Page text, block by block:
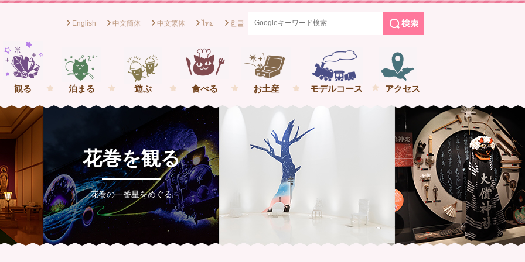
社団法人花巻観光協会[岩手県花巻市] イーハトーブの一番星をめぐる花巻の旅
English 中文簡体 中文繁体 ไทย 한글
観る 泊まる 遊ぶ 食べる お土産 モデルコース アクセス
花巻を観る
花巻の一番星をめぐる